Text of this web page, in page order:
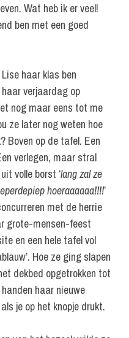
Wat heb ik er veel!
ben met een goed
haar klas ben
verjaardag op
nog maar eens tot me
ze later nog weten hoe
Boven op de tafel. Een
verlegen, maar stral
volle borst ‘lang zal ze
hoeraaaaaa!!!!’
met de herrie
grote-mensen-feest
en een hele tafel vol
Hoe ze ging slapen
dekbed opgetrokken tot
haar nieuwe
je op het knopje drukt.